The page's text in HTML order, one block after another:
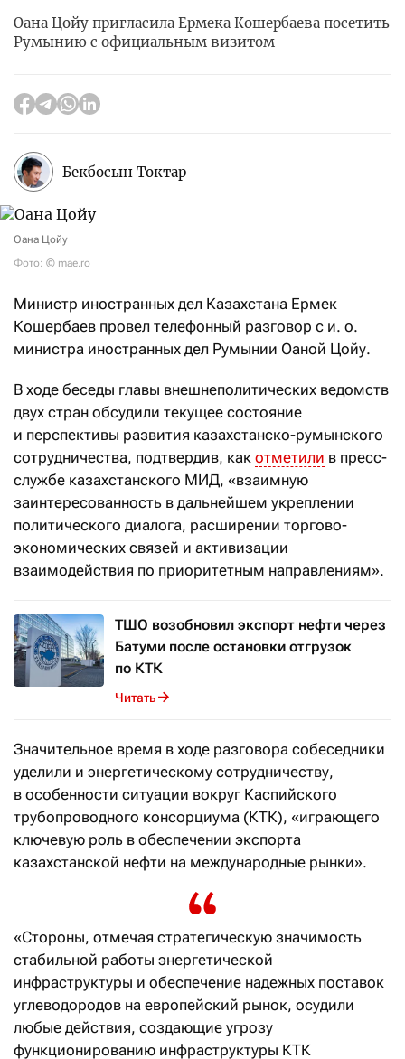
Оана Цойу пригласила Ермека Кошербаева посетить
Румынию с официальным визитом
Бекбосын Токтар
Оана Цойу
Фото: © mae.ro
Министр иностранных дел Казахстана Ермек
Кошербаев провел телефонный разговор с и. о.
министра иностранных дел Румынии Оаной Цойу.
В ходе беседы главы внешнеполитических ведомств
двух стран обсудили текущее состояние
и перспективы развития казахстанско-румынского
сотрудничества, подтвердив, как отметили в пресс-
службе казахстанского МИД, «взаимную
заинтересованность в дальнейшем укреплении
политического диалога, расширении торгово-
экономических связей и активизации
взаимодействия по приоритетным направлениям».
ТШО возобновил экспорт нефти через
Батуми после остановки отгрузок
по КТК
Читать
Значительное время в ходе разговора собеседники
уделили и энергетическому сотрудничеству,
в особенности ситуации вокруг Каспийского
трубопроводного консорциума (КТК), «играющего
ключевую роль в обеспечении экспорта
казахстанской нефти на международные рынки».
«Стороны, отмечая стратегическую значимость
стабильной работы энергетической
инфраструктуры и обеспечение надежных поставок
углеводородов на европейский рынок, осудили
любые действия, создающие угрозу
функционированию инфраструктуры КТК